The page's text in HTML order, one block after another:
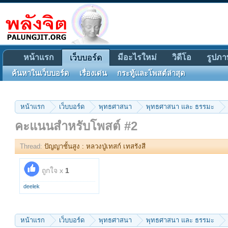
หน้าแรก เว็บบอร์ด พุทธศาสนา พุทธศาสนา และ ธรรมะ
คะแนนสำหรับโพสต์ #2
Thread: ปัญญาชั้นสูง : หลวงปู่เทสก์ เทสรังสี
ถูกใจ x 1
deelek
หน้าแรก เว็บบอร์ด พุทธศาสนา พุทธศาสนา และ ธรรมะ
หน้าแรก เว็บบอร์ด
ค้นหาในเว็บบอร์ด เรื่องเด่น กระทู้และโพสต์ล่าสุด
มีอะไรใหม่ วิดีโอ รูปภ